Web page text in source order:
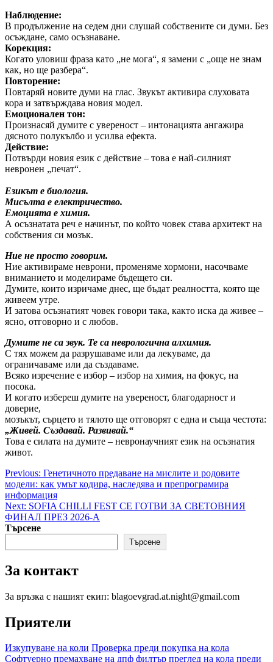
Наблюдение:
В продължение на седем дни слушай собствените си думи. Без
осъждане, само осъзнаване.
Корекция:
Когато уловиш фраза като „не мога“, я замени с „още не знам
как, но ще разбера“.
Повторение:
Повтаряй новите думи на глас. Звукът активира слуховата
кора и затвърждава новия модел.
Емоционален тон:
Произнасяй думите с увереност – интонацията ангажира
дясното полукълбо и усилва ефекта.
Действие:
Потвърди новия език с действие – това е най-силният
невронен „печат“.
Езикът е биология.
Мисълта е електричество.
Емоцията е химия.
А осъзнатата реч е начинът, по който човек става архитект на
собствения си мозък.
Ние не просто говорим.
Ние активираме неврони, променяме хормони, насочваме
вниманието и моделираме бъдещето си.
Думите, които изричаме днес, ще бъдат реалността, която ще
живеем утре.
И затова осъзнатият човек говори така, както иска да живее –
ясно, отговорно и с любов.
Думите не са звук. Те са неврологична алхимия.
С тях можем да разрушаваме или да лекуваме, да
ограничаваме или да създаваме.
Всяко изречение е избор – избор на химия, на фокус, на
посока.
И когато избереш думите на увереност, благодарност и
доверие,
мозъкът, сърцето и тялото ще отговорят с една и съща честота:
„Живей. Създавай. Развивай.“
Това е силата на думите – невронаучният език на осъзнатия
живот.
Post
navigation
Previous: Генетичното предаване на мислите и родовите
модели: как умът кодира, наследява и препрограмира
информация
Next: SOFIA CHILLI FEST СЕ ГОТВИ ЗА СВЕТОВНИЯ
ФИНАЛ ПРЕЗ 2026-А
Търсене
Търсене
За контакт
За връзка с нашият екип: blagoevgrad.at.night@gmail.com
Приятели
Изкупуване на коли Проверка преди покупка на кола
Софтуерно премахване на дпф филтър преглед на кола преди